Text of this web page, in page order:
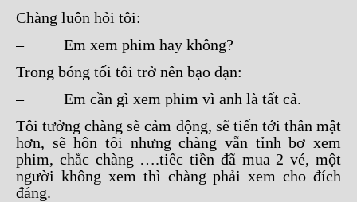
Chàng luôn hỏi tôi:
– Em xem phim hay không?
Trong bóng tối tôi trở nên bạo dạn:
– Em cần gì xem phim vì anh là tất cả.
Tôi tưởng chàng sẽ cảm động, sẽ tiến tới thân mật
hơn, sẽ hôn tôi nhưng chàng vẫn tỉnh bơ xem
phim, chắc chàng ….tiếc tiền đã mua 2 vé, một
người không xem thì chàng phải xem cho đích
đáng.